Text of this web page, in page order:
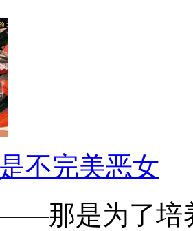
不完美恶女
那是为了培